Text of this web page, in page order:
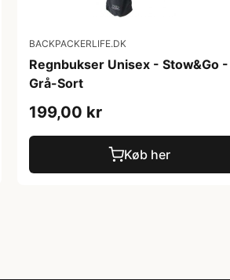
BACKPACKERLIFE.DK
Regnbukser Unisex - Stow&Go -
Grå-Sort
199,00 kr
Køb her